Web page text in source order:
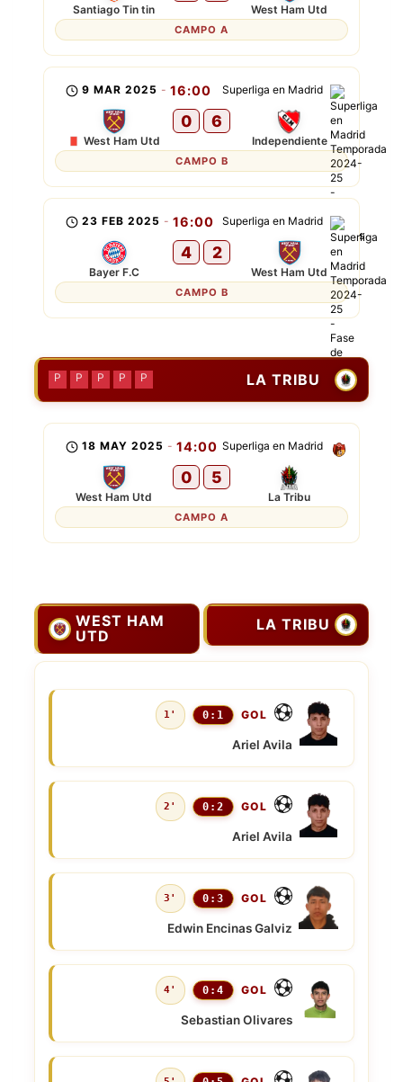
Santiago Tin tin West Ham Utd
CAMPO A
Superliga en Madrid
9 MAR 2025 - 16:00
West Ham Utd
0 6
Independiente
CAMPO B
Superliga en Madrid
23 FEB 2025 - 16:00
Bayer F.C
4 2
West Ham Utd
CAMPO B
LA TRIBU
P P P P P
Superliga en Madrid
18 MAY 2025 - 14:00
West Ham Utd
0 5
La Tribu
CAMPO A
WEST HAM
UTD
LA TRIBU
1' 0:1 GOL
Ariel Avila
2' 0:2 GOL
Ariel Avila
3' 0:3 GOL
Edwin Encinas Galviz
4' 0:4 GOL
Sebastian Olivares